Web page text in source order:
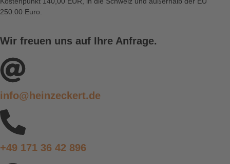
250.00 Euro.
Wir freuen uns auf Ihre Anfrage.
info@heinzeckert.de
+49 171 36 42 896